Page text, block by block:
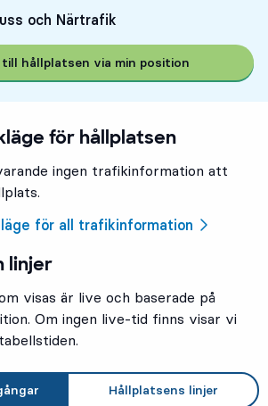
och Närtrafik
hållplatsen via min position
för hållplatsen
ingen trafikinformation att
för all trafikinformation
linjer
visas är live och baserade på
Om ingen live-tid finns visar vi
Hållplatsens linjer